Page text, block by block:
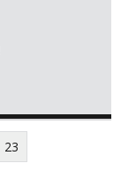
23